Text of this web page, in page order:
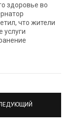
здоровье во
что жители
услуги